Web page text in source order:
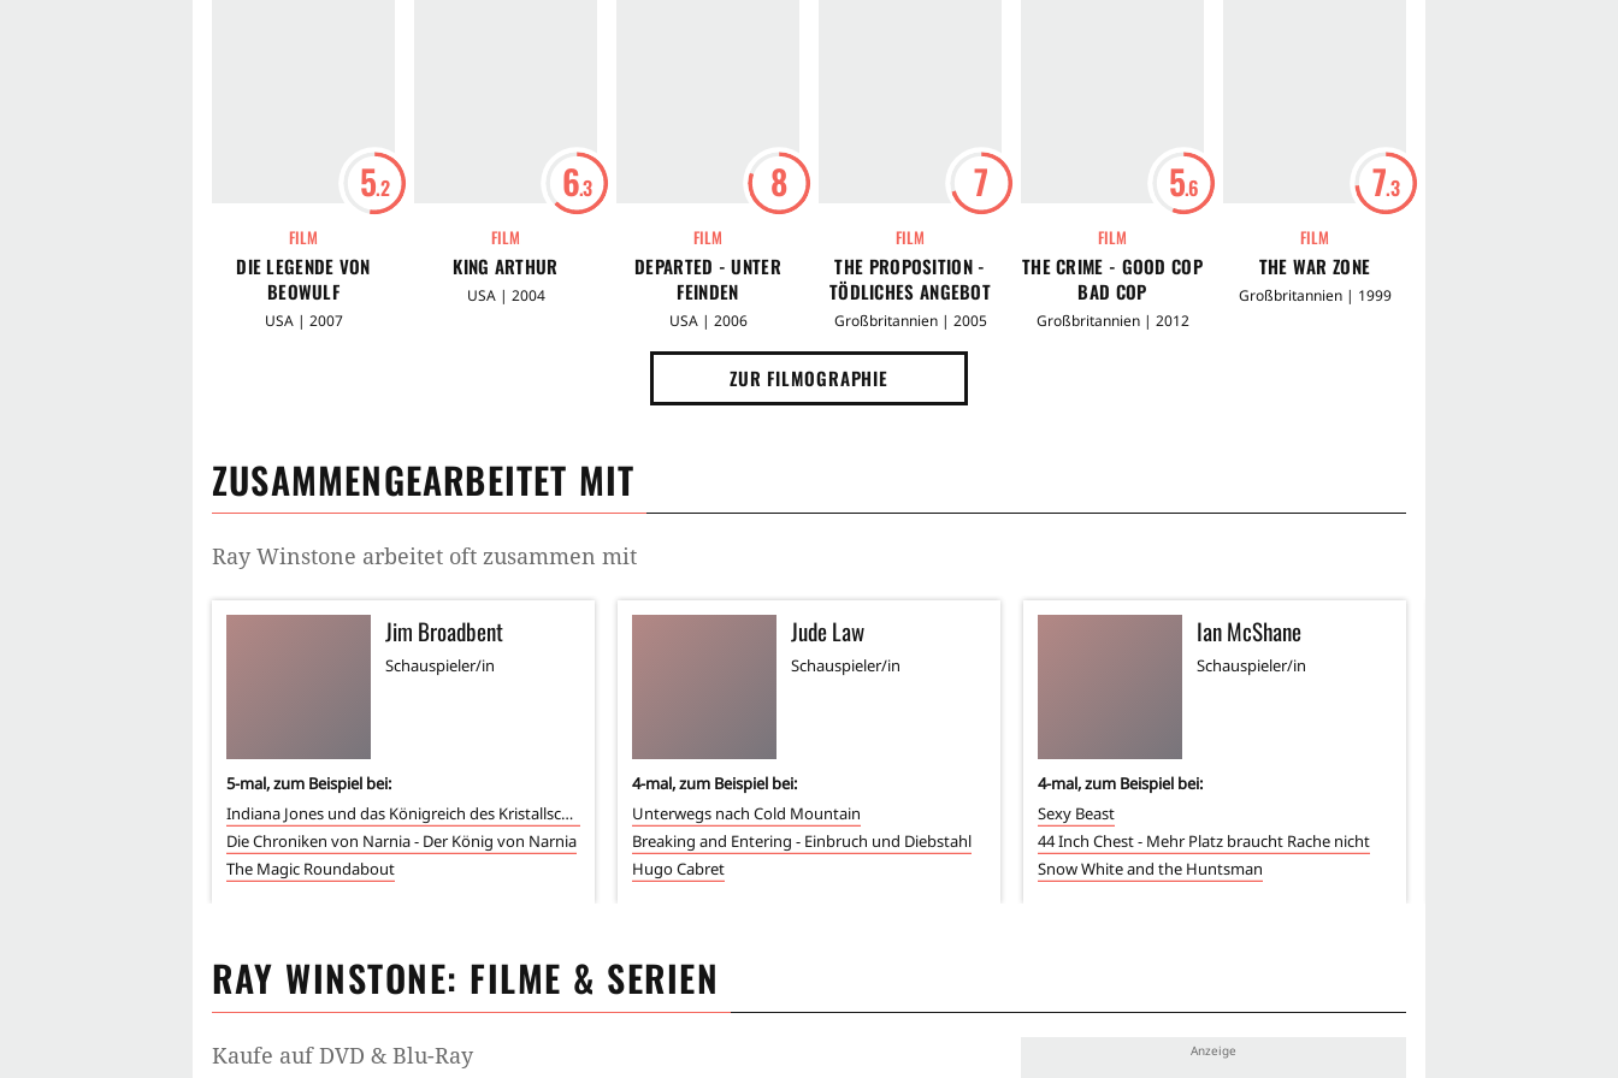
5.2
FILM
DIE LEGENDE VON
BEOWULF
USA | 2007
6.3
FILM
KING ARTHUR
USA | 2004
8
FILM
DEPARTED - UNTER
FEINDEN
USA | 2006
7
FILM
THE PROPOSITION -
TÖDLICHES ANGEBOT
Großbritannien | 2005
5.6
FILM
THE CRIME - GOOD COP
BAD COP
Großbritannien | 2012
7.3
FILM
THE WAR ZONE
Großbritannien | 1999
ZUR FILMOGRAPHIE
ZUSAMMENGEARBEITET MIT
Ray Winstone arbeitet oft zusammen mit
Jim Broadbent
Schauspieler/in
5-mal, zum Beispiel bei:
Indiana Jones und das Königreich des Kristallschädels
Die Chroniken von Narnia - Der König von Narnia
The Magic Roundabout
Jude Law
Schauspieler/in
4-mal, zum Beispiel bei:
Unterwegs nach Cold Mountain
Breaking and Entering - Einbruch und Diebstahl
Hugo Cabret
Ian McShane
Schauspieler/in
4-mal, zum Beispiel bei:
Sexy Beast
44 Inch Chest - Mehr Platz braucht Rache nicht
Snow White and the Huntsman
RAY WINSTONE: FILME & SERIEN
Kaufe auf DVD & Blu-Ray